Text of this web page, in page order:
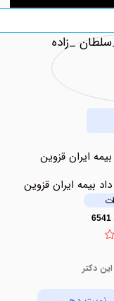
قزوین
قزوین